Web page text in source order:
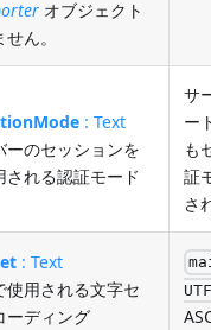
オブジェクト
ん。
: Text
ーのセッションを
される認証モード
サ
ー
も
証
さ
: Text
使用される文字セ
ーディング